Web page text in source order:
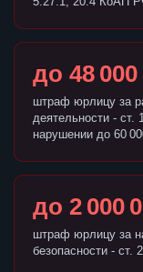
до 48 000
штраф юрлицу за
деятельности -
нарушении до 60
до 2 000
штраф юрлицу за
безопасности -